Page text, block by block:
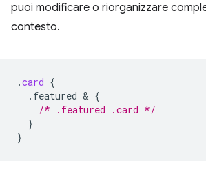
puoi modificare o riorganizzare
contesto.
.card {
.featured & {
/* .featured .card */
}
}